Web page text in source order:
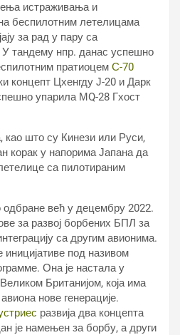
истраживања и
беспилотним летелицама
за рад у пару са
тандему нпр. данас успешно
пратиоцем С-70
концепт Цхенгду Ј-20 и Дарк
упарила МQ-28 Гхост
као што су Кинези или Руси,
корак у напорима Јапана да
са пилотираним
већ у децембру 2022.
за развој борбених БПЛ за
са другим авионима.
под називом
Она је настала у
Британијом, која има
нове генерације.
развија два концепта
је намењен за борбу, а други